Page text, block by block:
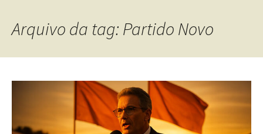
Arquivo da tag: Partido Novo